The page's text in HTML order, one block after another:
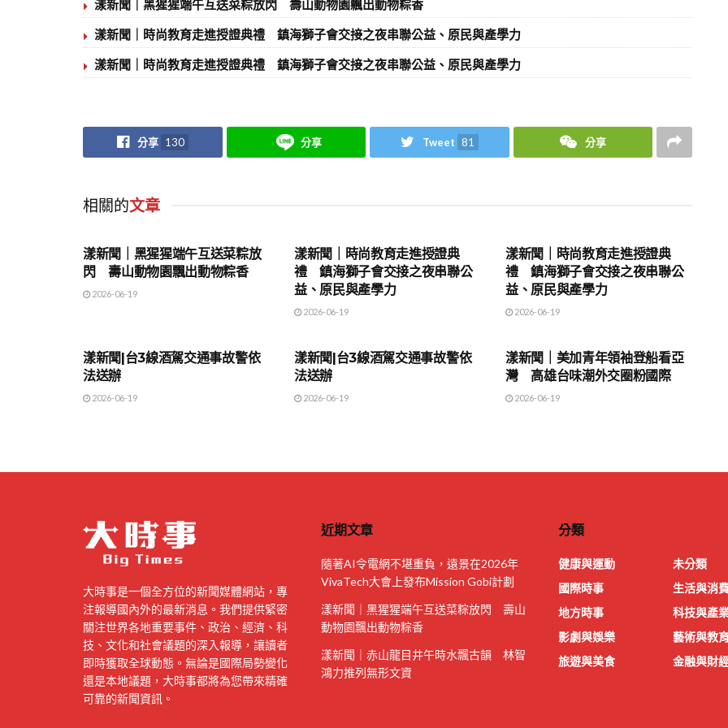
漾新聞｜黑猩猩端午互送菜粽放閃 壽山動物園飄出動物粽香
漾新聞｜時尚教育走進授證典禮 鎮海獅子會交接之夜串聯公益、原民與產學力
漾新聞｜時尚教育走進授證典禮 鎮海獅子會交接之夜串聯公益、原民與產學力
分享 130 分享 Tweet 81 分享
相關的文章
漾新聞｜黑猩猩端午互送菜粽放
閃 壽山動物園飄出動物粽香
2026-06-19
漾新聞｜時尚教育走進授證典
禮 鎮海獅子會交接之夜串聯公
益、原民與產學力
2026-06-19
漾新聞｜時尚教育走進授證典
禮 鎮海獅子會交接之夜串聯公
益、原民與產學力
2026-06-19
漾新聞|台3線酒駕交通事故警依
法送辦
2026-06-19
漾新聞|台3線酒駕交通事故警依
法送辦
2026-06-19
漾新聞｜美加青年領袖登船看亞
灣 高雄台味潮外交圈粉國際
2026-06-19
大時事是一個全方位的新聞媒體網站，專
注報導國內外的最新消息。我們提供緊密
關注世界各地重要事件、政治、經濟、科
技、文化和社會議題的深入報導，讓讀者
即時獲取全球動態。無論是國際局勢變化
還是本地議題，大時事都將為您帶來精確
可靠的新聞資訊。
近期文章
隨著AI令電網不堪重負，遠景在2026年
VivaTech大會上發布Mission Gobi計劃
漾新聞｜黑猩猩端午互送菜粽放閃 壽山
動物園飄出動物粽香
漾新聞｜赤山龍目井午時水飄古韻 林智
鴻力推列無形文資
分類
健康與運動
國際時事
地方時事
影劇與娛樂
旅遊與美食
未分類
生活與消
科技與產
藝術與教
金融與財